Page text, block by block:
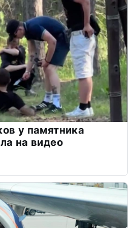
у памятника
на видео